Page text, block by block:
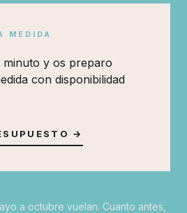
MEDIDA
minuto y os preparo
con disponibilidad
→
a octubre vuelan. Cuanto antes,